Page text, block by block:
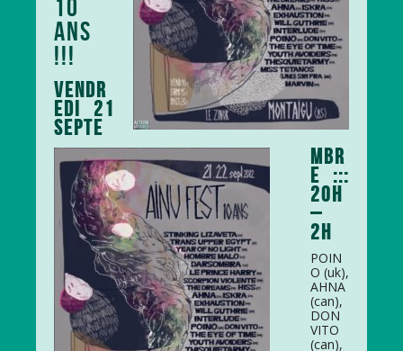
10
ANS
!!!
VENDR
EDI 21
SEPTE
MBR
E :::
20H
–
2H
POIN
O (uk),
AHNA
(can),
DON
VITO
(can),